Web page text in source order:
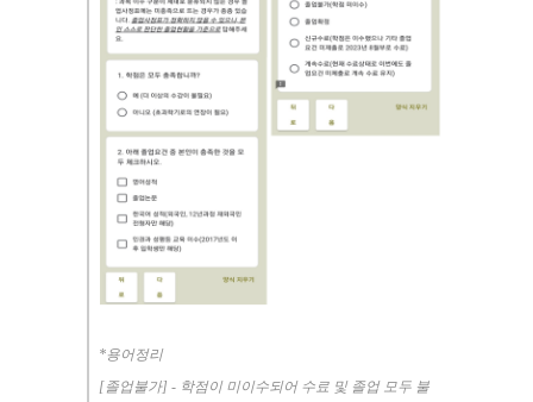
*용어정리
[졸업불가] - 학점이 미이수되어 수료 및 졸업 모두 불